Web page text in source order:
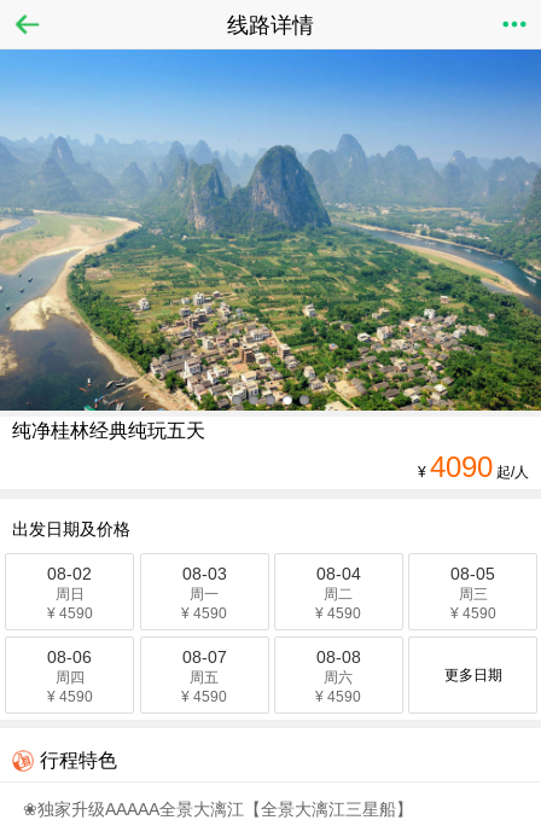
线路详情
纯净桂林经典纯玩五天
¥ 4090 起/人
出发日期及价格
08-02
周日
¥ 4590
08-03
周一
¥ 4590
08-04
周二
¥ 4590
08-05
周三
¥ 4590
08-06
周四
¥ 4590
08-07
周五
¥ 4590
08-08
周六
¥ 4590
更多日期
行程特色
❀独家升级AAAAA全景大漓江【全景大漓江三星船】